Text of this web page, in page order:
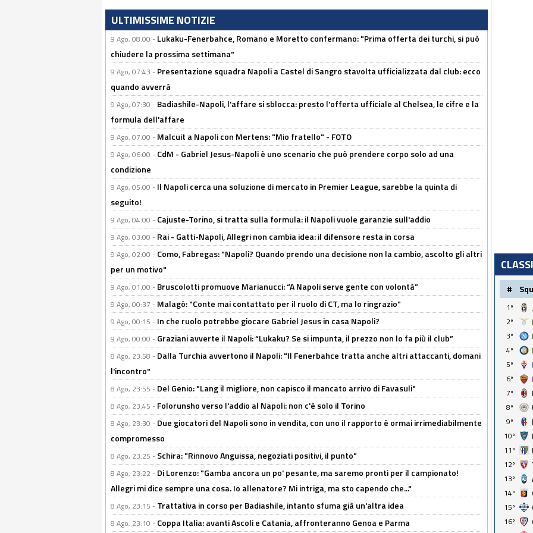
ULTIMISSIME NOTIZIE
9 Ago, 08:00 - Lukaku-Fenerbahce, Romano e Moretto confermano: "Prima offerta dei turchi, si può
chiudere la prossima settimana"
9 Ago, 07:43 - Presentazione squadra Napoli a Castel di Sangro stavolta ufficializzata dal club: ecco
quando avverrà
9 Ago, 07:30 - Badiashile-Napoli, l'affare si sblocca: presto l'offerta ufficiale al Chelsea, le cifre e la
formula dell'affare
9 Ago, 07:00 - Malcuit a Napoli con Mertens: "Mio fratello" - FOTO
9 Ago, 06:00 - CdM - Gabriel Jesus-Napoli è uno scenario che può prendere corpo solo ad una
condizione
9 Ago, 05:00 - Il Napoli cerca una soluzione di mercato in Premier League, sarebbe la quinta di
seguito!
9 Ago, 04:00 - Cajuste-Torino, si tratta sulla formula: il Napoli vuole garanzie sull'addio
9 Ago, 03:00 - Rai - Gatti-Napoli, Allegri non cambia idea: il difensore resta in corsa
9 Ago, 02:00 - Como, Fabregas: "Napoli? Quando prendo una decisione non la cambio, ascolto gli altri
per un motivo"
9 Ago, 01:00 - Bruscolotti promuove Marianucci: “A Napoli serve gente con volontà”
9 Ago, 00:37 - Malagò: "Conte mai contattato per il ruolo di CT, ma lo ringrazio"
9 Ago, 00:15 - In che ruolo potrebbe giocare Gabriel Jesus in casa Napoli?
9 Ago, 00:00 - Graziani avverte il Napoli: “Lukaku? Se si impunta, il prezzo non lo fa più il club”
8 Ago, 23:58 - Dalla Turchia avvertono il Napoli: "Il Fenerbahce tratta anche altri attaccanti, domani
l'incontro"
8 Ago, 23:55 - Del Genio: "Lang il migliore, non capisco il mancato arrivo di Favasuli"
8 Ago, 23:45 - Folorunsho verso l'addio al Napoli: non c'è solo il Torino
8 Ago, 23:30 - Due giocatori del Napoli sono in vendita, con uno il rapporto è ormai irrimediabilmente
compromesso
8 Ago, 23:25 - Schira: "Rinnovo Anguissa, negoziati positivi, il punto"
8 Ago, 23:22 - Di Lorenzo: "Gamba ancora un po' pesante, ma saremo pronti per il campionato!
Allegri mi dice sempre una cosa. Io allenatore? Mi intriga, ma sto capendo che..."
8 Ago, 23:15 - Trattativa in corso per Badiashile, intanto sfuma già un'altra idea
8 Ago, 23:10 - Coppa Italia: avanti Ascoli e Catania, affronteranno Genoa e Parma
#
1º
2º
3º
4º
5º
6º
7º
8º
9º
10º
11º
12º
13º
14º
15º
16º